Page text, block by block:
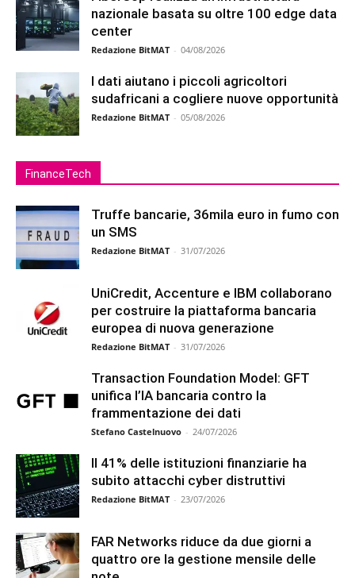
nazionale basata su oltre 100 edge data
center
Redazione BitMAT - 04/08/2026
I dati aiutano i piccoli agricoltori
sudafricani a cogliere nuove opportunità
Redazione BitMAT - 05/08/2026
FinanceTech
Truffe bancarie, 36mila euro in fumo con
un SMS
Redazione BitMAT - 31/07/2026
UniCredit, Accenture e IBM collaborano
per costruire la piattaforma bancaria
europea di nuova generazione
Redazione BitMAT - 31/07/2026
Transaction Foundation Model: GFT
unifica l’IA bancaria contro la
frammentazione dei dati
Stefano Castelnuovo - 24/07/2026
Il 41% delle istituzioni finanziarie ha
subito attacchi cyber distruttivi
Redazione BitMAT - 23/07/2026
FAR Networks riduce da due giorni a
quattro ore la gestione mensile delle